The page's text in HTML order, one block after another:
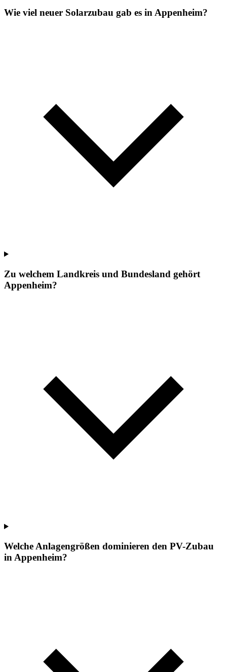
Wie viel neuer Solarzubau gab es in Appenheim?
Zu welchem Landkreis und Bundesland gehört
Appenheim?
Welche Anlagengrößen dominieren den PV-Zubau
in Appenheim?